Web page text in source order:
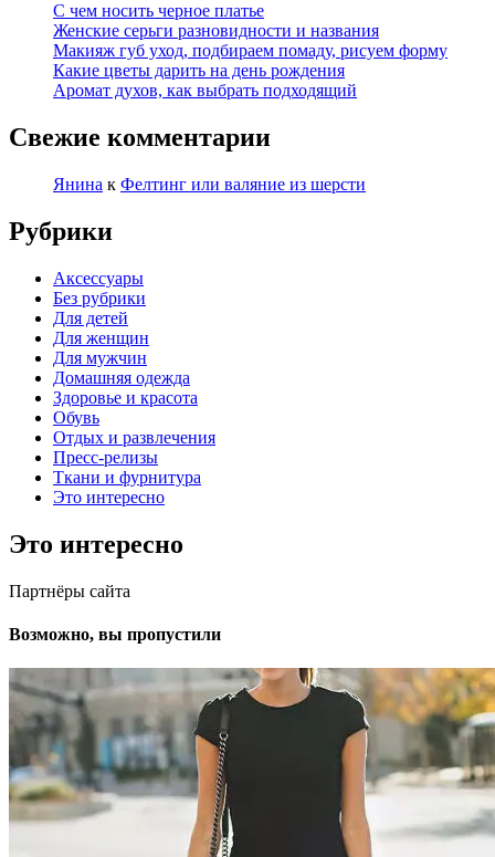
С чем носить черное платье
Женские серьги разновидности и названия
Макияж губ уход, подбираем помаду, рисуем форму
Какие цветы дарить на день рождения
Аромат духов, как выбрать подходящий
Свежие комментарии
Янина к Фелтинг или валяние из шерсти
Рубрики
Аксессуары
Без рубрики
Для детей
Для женщин
Для мужчин
Домашняя одежда
Здоровье и красота
Обувь
Отдых и развлечения
Пресс-релизы
Ткани и фурнитура
Это интересно
Это интересно
Партнёры сайта
Возможно, вы пропустили